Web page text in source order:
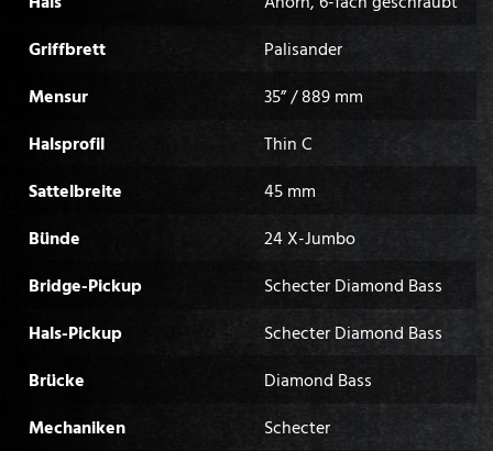
Griffbrett
Palisander
Mensur
35” / 889 mm
Halsprofil
Thin C
Sattelbreite
45 mm
Bünde
24 X-Jumbo
Bridge-Pickup
Schecter Diamond Bass
Hals-Pickup
Schecter Diamond Bass
Brücke
Diamond Bass
Mechaniken
Schecter